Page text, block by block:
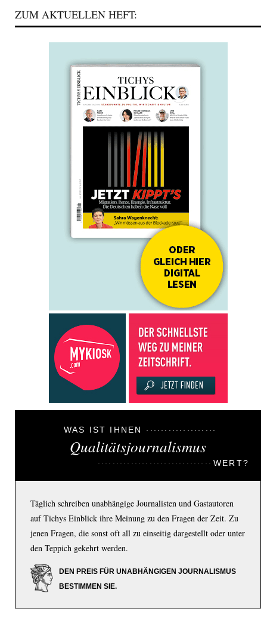
ZUM AKTUELLEN HEFT:
WAS IST IHNEN
Qualitätsjournalismus
WERT?
Täglich schreiben unabhängige Journalisten und Gastautoren
auf Tichys Einblick ihre Meinung zu den Fragen der Zeit. Zu
jenen Fragen, die sonst oft all zu einseitig dargestellt oder unter
den Teppich gekehrt werden.
DEN PREIS FÜR UNABHÄNGIGEN JOURNALISMUS
BESTIMMEN SIE.